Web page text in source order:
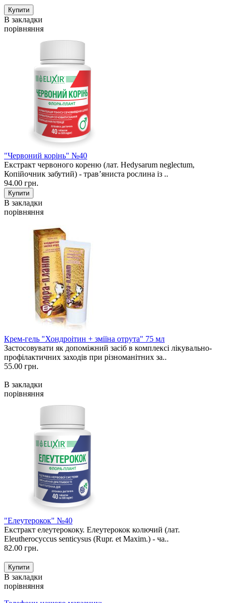
В закладки
порівняння
"Червоний корінь" №40
Екстракт червоного кореню (лат. Hedysarum neglectum,
Копійочник забутий) - трав’яниста рослина із ..
94.00 грн.
В закладки
порівняння
Крем-гель "Хондроітин + зміїна отрута" 75 мл
Застосовувати як допоміжний засіб в комплексі лікувально-
профілактичних заходів при різноманітних за..
55.00 грн.
В закладки
порівняння
"Елеутерокок" №40
Екстракт елеутерококу. Елеутерокок колючий (лат.
Eleutherocyccus senticysus (Rupr. et Maxim.) - ча..
82.00 грн.
В закладки
порівняння